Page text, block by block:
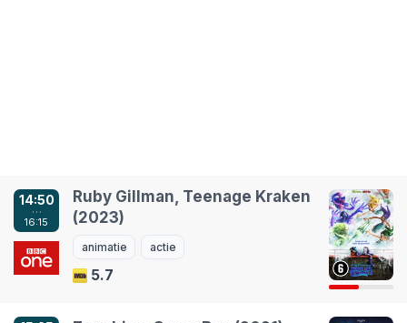
14:50
…
16:15
Ruby Gillman, Teenage Kraken
(2023)
animatie actie
5.7